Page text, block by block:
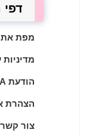
דפי
מפת
מדיניות
הודעת DMCA
הצהרת
צור קשר